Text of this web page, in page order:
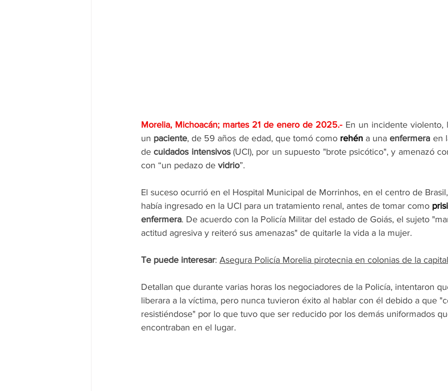
Morelia, Michoacán; martes 21 de enero de 2025.- En un incidente violento,
un paciente, de 59 años de edad, que tomó como rehén a una enfermera en
de cuidados intensivos (UCI), por un supuesto "brote psicótico", y amenazó
con “un pedazo de vidrio”.
El suceso ocurrió en el Hospital Municipal de Morrinhos, en el centro de
había ingresado en la UCI para un tratamiento renal, antes de tomar como
enfermera. De acuerdo con la Policía Militar del estado de Goiás, el sujeto
actitud agresiva y reiteró sus amenazas" de quitarle la vida a la mujer.
Te puede interesar: Asegura Policía Morelia pirotecnia en colonias de la capital
Detallan que durante varias horas los negociadores de la Policía, intentaron
liberara a la víctima, pero nunca tuvieron éxito al hablar con él debido a que
resistiéndose" por lo que tuvo que ser reducido por los demás uniformados
encontraban en el lugar.